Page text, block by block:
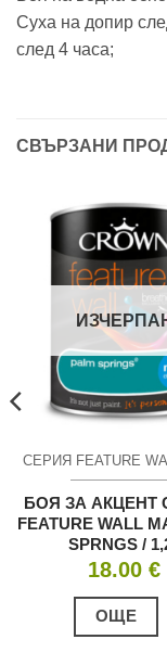
Суха на допир
след 4 часа;
СВЪРЗАНИ
СЕРИЯ FEATURE
БОЯ ЗА АКЦЕНТ
FEATURE WALL
SPRNGS /
18.00 €
ОЩЕ